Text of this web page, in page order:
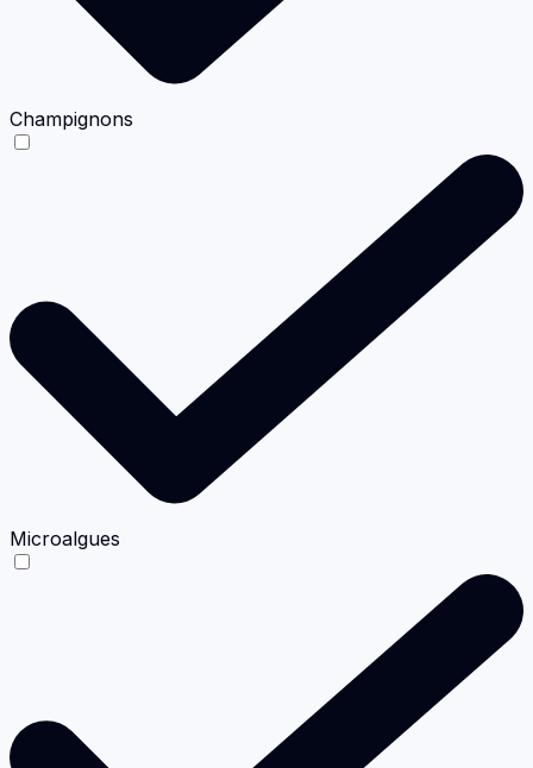
Champignons
Microalgues